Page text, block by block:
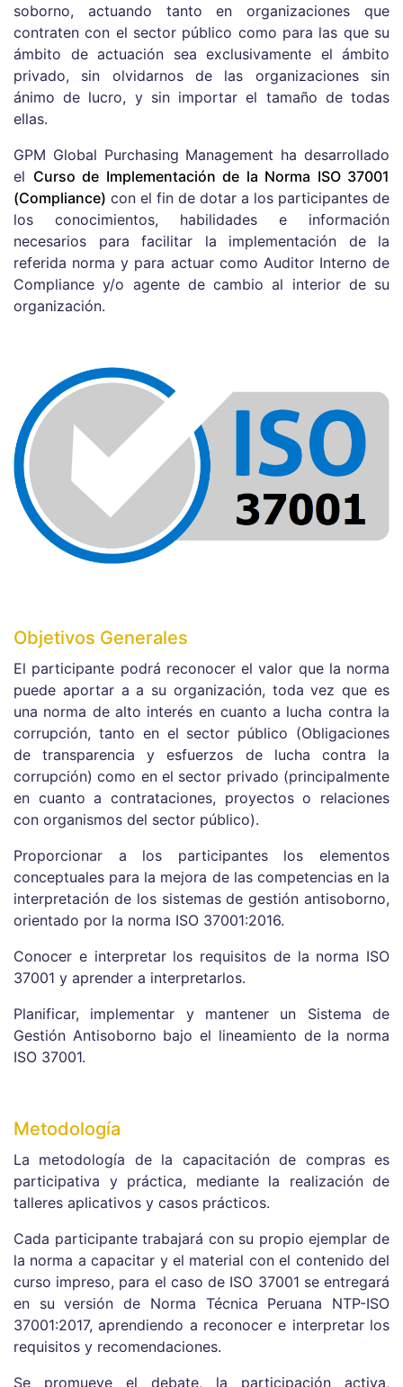
soborno, actuando tanto en organizaciones que
contraten con el sector público como para las que su
ámbito de actuación sea exclusivamente el ámbito
privado, sin olvidarnos de las organizaciones sin
ánimo de lucro, y sin importar el tamaño de todas
ellas.
GPM Global Purchasing Management ha desarrollado
el Curso de Implementación de la Norma ISO 37001
(Compliance) con el fin de dotar a los participantes de
los conocimientos, habilidades e información
necesarios para facilitar la implementación de la
referida norma y para actuar como Auditor Interno de
Compliance y/o agente de cambio al interior de su
organización.
Objetivos Generales
El participante podrá reconocer el valor que la norma
puede aportar a a su organización, toda vez que es
una norma de alto interés en cuanto a lucha contra la
corrupción, tanto en el sector público (Obligaciones
de transparencia y esfuerzos de lucha contra la
corrupción) como en el sector privado (principalmente
en cuanto a contrataciones, proyectos o relaciones
con organismos del sector público).
Proporcionar a los participantes los elementos
conceptuales para la mejora de las competencias en la
interpretación de los sistemas de gestión antisoborno,
orientado por la norma ISO 37001:2016.
Conocer e interpretar los requisitos de la norma ISO
37001 y aprender a interpretarlos.
Planificar, implementar y mantener un Sistema de
Gestión Antisoborno bajo el lineamiento de la norma
ISO 37001.
Metodología
La metodología de la capacitación de compras es
participativa y práctica, mediante la realización de
talleres aplicativos y casos prácticos.
Cada participante trabajará con su propio ejemplar de
la norma a capacitar y el material con el contenido del
curso impreso, para el caso de ISO 37001 se entregará
en su versión de Norma Técnica Peruana NTP-ISO
37001:2017, aprendiendo a reconocer e interpretar los
requisitos y recomendaciones.
Se promueve el debate, la participación activa,